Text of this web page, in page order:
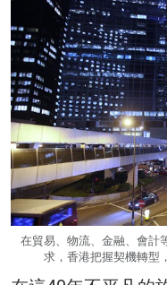
在貿易、物流、金融、會計
求，香港把握契機轉型